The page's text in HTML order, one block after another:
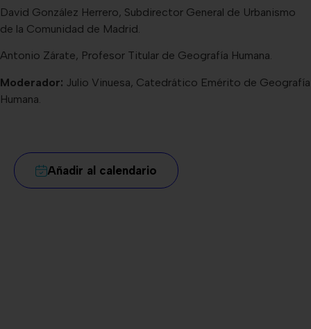
David González Herrero, Subdirector General de Urbanismo
de la Comunidad de Madrid.
Antonio Zárate, Profesor Titular de Geografía Humana.
Moderador: Julio Vinuesa, Catedrático Emérito de Geografía
Humana.
Añadir al calendario